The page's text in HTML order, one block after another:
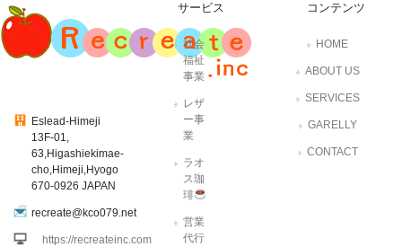
Eslead-Himeji
13F-01,
63,Higashiekimae-
cho,Himeji,Hyogo
670-0926 JAPAN
recreate@kco079.net
https://recreateinc.com
サービス
社会
福祉
事業
レザ
ー事
業
ラオ
ス珈
琲
営業
代行
コンテンツ
HOME
ABOUT US
SERVICES
GARELLY
CONTACT